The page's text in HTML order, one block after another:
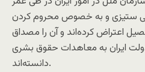
ستیزی و به خصوص محروم کردن
اعتراض کرده‌اند و آن را مصداق
ایران به معاهدات حقوق بشری
دانسته‌اند.